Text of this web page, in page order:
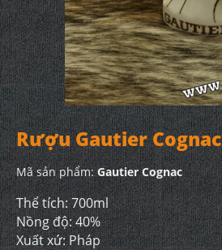
Rượu Gautier Cognac
Mã sản phẩm:Gautier Cognac
Thể tích: 700ml
Nồng độ: 40%
Xuất xứ: Pháp